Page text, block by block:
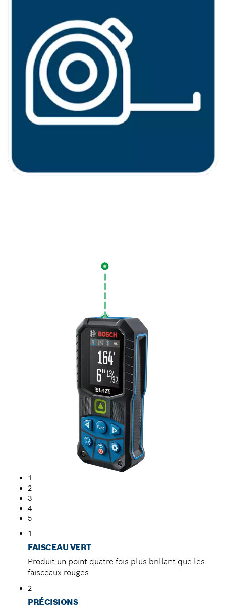
1
2
3
4
5
1
FAISCEAU VERT
Produit un point quatre fois plus brillant que les
faisceaux rouges
2
PRÉCISIONS